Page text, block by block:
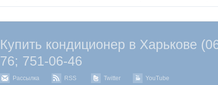
Купить кондиционер в Харькове
76; 751-06-46
Рассылка RSS Twitter YouTube